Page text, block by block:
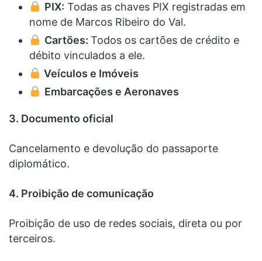
PIX: Todas as chaves PIX registradas em
nome de Marcos Ribeiro do Val.
Cartões: Todos os cartões de crédito e
débito vinculados a ele.
Veículos e Imóveis
Embarcações e Aeronaves
3. Documento oficial
Cancelamento e devolução do passaporte
diplomático.
4. Proibição de comunicação
Proibição de uso de redes sociais, direta ou por
terceiros.